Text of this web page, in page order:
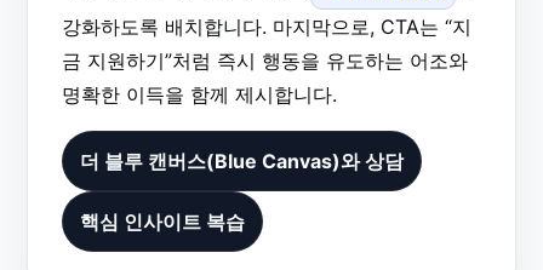
강화하도록 배치합니다. 마지막으로, CTA는 “지
금 지원하기”처럼 즉시 행동을 유도하는 어조와
명확한 이득을 함께 제시합니다.
더 블루 캔버스(Blue Canvas)와 상담
핵심 인사이트 복습